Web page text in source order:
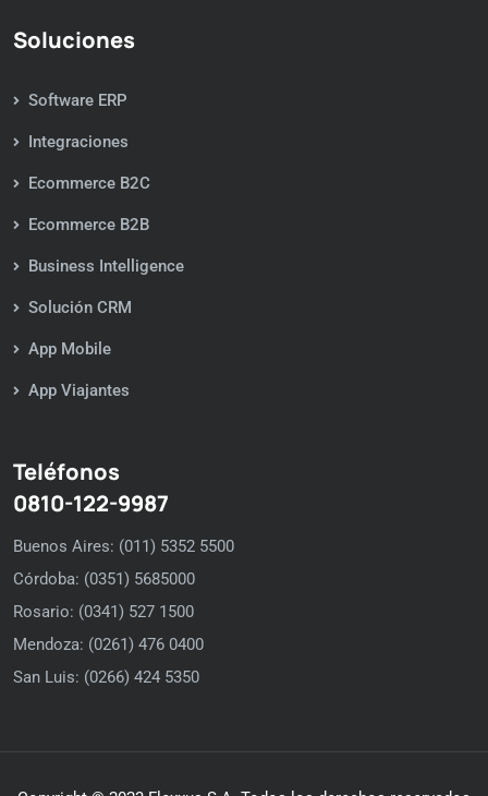
Soluciones
Software ERP
Integraciones
Ecommerce B2C
Ecommerce B2B
Business Intelligence
Solución CRM
App Mobile
App Viajantes
Teléfonos
0810-122-9987
Buenos Aires: (011) 5352 5500
Córdoba: (0351) 5685000
Rosario: (0341) 527 1500
Mendoza: (0261) 476 0400
San Luis: (0266) 424 5350